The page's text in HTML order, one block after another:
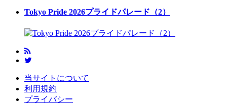
Tokyo Pride 2026プライドパレード（2）
当サイトについて
利用規約
プライバシー